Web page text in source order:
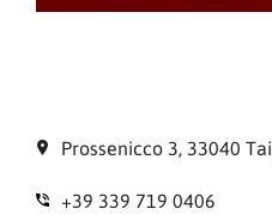
Prossenicco 3, 33040
+39 339 719 0406